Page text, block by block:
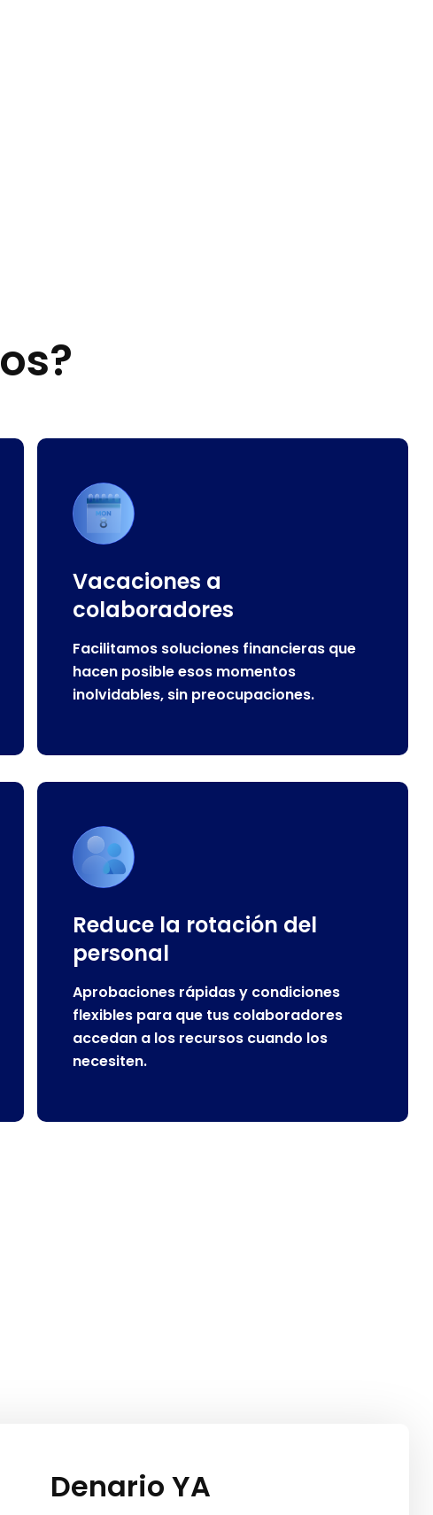
os?
Vacaciones a
colaboradores
Facilitamos soluciones financieras que
hacen posible esos momentos
inolvidables, sin preocupaciones.
Reduce la rotación del
personal
Aprobaciones rápidas y condiciones
flexibles para que tus colaboradores
accedan a los recursos cuando los
necesiten.
Denario YA